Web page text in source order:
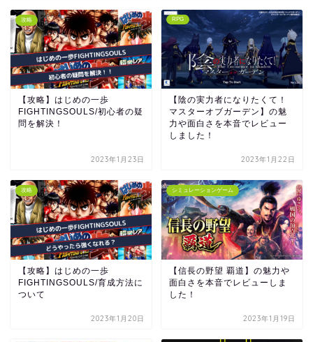
攻略
【攻略】はじめの一歩
FIGHTINGSOULS/初心者の疑
問を解決！
2023年1月23日
RPG
【陰の実力者になりたくて！
マスターオブガーデン】の魅
力や面白さを本音でレビュー
しました！
2023年1月22日
攻略
【攻略】はじめの一歩
FIGHTINGSOULS/育成方法に
ついて
2023年1月20日
シミュレーションゲーム
【信長の野望 覇道】の魅力や
面白さを本音でレビューしま
した！
2023年1月19日